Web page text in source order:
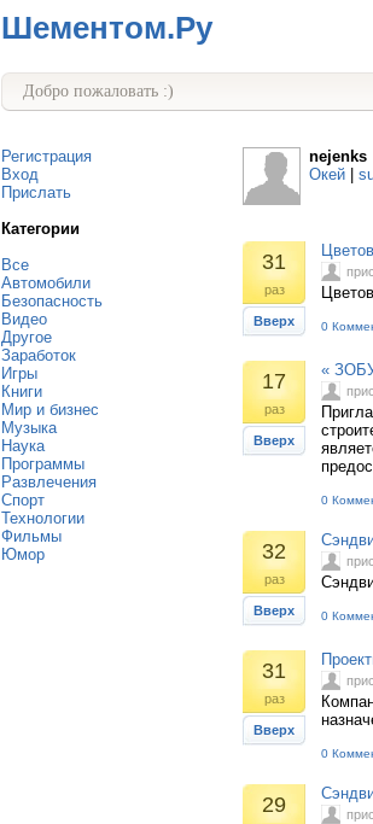
Шементом.Ру
Добро пожаловать :)
Регистрация
Вход
Прислать
Категории
Все
Автомобили
Безопасность
Видео
Другое
Заработок
Игры
Книги
Мир и бизнес
Музыка
Наука
Программы
Развлечения
Спорт
Технологии
Фильмы
Юмор
nejenks
Окей
31
раз
Вверх 0
17
раз
Вверх
«
0
32
раз
Вверх 0
31
раз
Вверх
0
29